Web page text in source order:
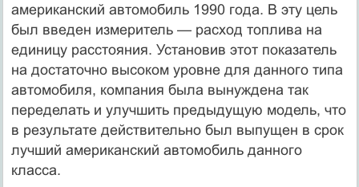
американ­ский автомобиль 1990 года. В эту цель
был введен измеритель — расход топлива на
единицу расстояния. Установив этот показатель
на достаточно высоком уровне для данного типа
автомобиля, ком­пания была вынуждена так
переделать и улучшить предыдущую модель, что
в результате действительно был выпущен в срок
луч­ший американский автомобиль данного
класса.